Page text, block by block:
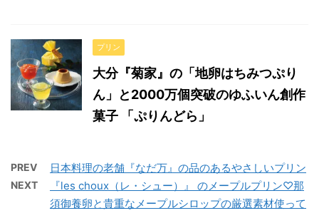
プリン
大分『菊家』の「地卵はちみつぷり
ん」と2000万個突破のゆふいん創作
菓子 「ぷりんどら」
PREV 日本料理の老舗『なだ万』の品のあるやさしいプリン
NEXT
『les choux（レ・シュー）』 のメープルプリン♡那
須御養卵と貴重なメープルシロップの厳選素材使って